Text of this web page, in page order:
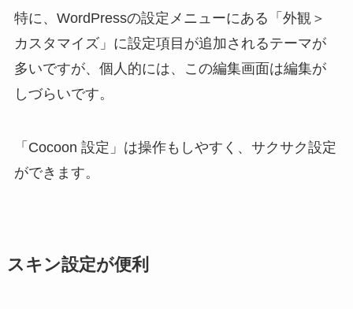
特に、WordPressの設定メニューにある「外観＞
カスタマイズ」に設定項目が追加されるテーマが
多いですが、個人的には、この編集画面は編集が
しづらいです。
「Cocoon 設定」は操作もしやすく、サクサク設定
ができます。
スキン設定が便利